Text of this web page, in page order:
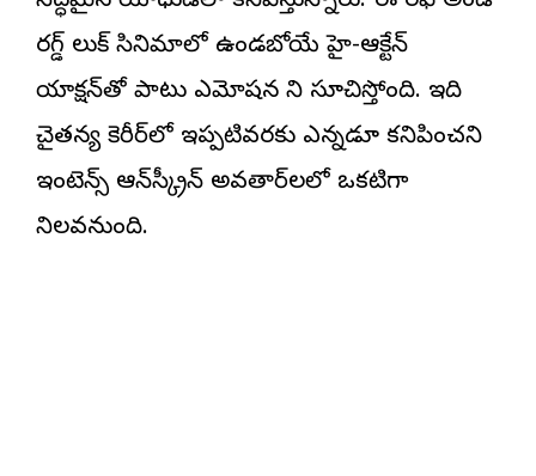
రగ్డ్ లుక్ సినిమాలో ఉండబోయే హై-ఆక్టేన్
యాక్షన్‌తో పాటు ఎమోషన ని సూచిస్తోంది. ఇది
చైతన్య కెరీర్‌లో ఇప్పటివరకు ఎన్నడూ కనిపించని
ఇంటెన్స్ ఆన్‌స్క్రీన్ అవతార్‌లలో ఒకటిగా
నిలవనుంది.